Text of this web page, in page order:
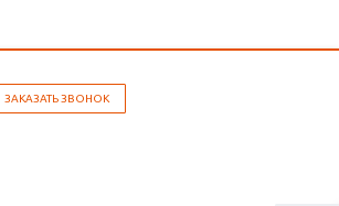
ЗАКАЗАТЬ ЗВОНОК